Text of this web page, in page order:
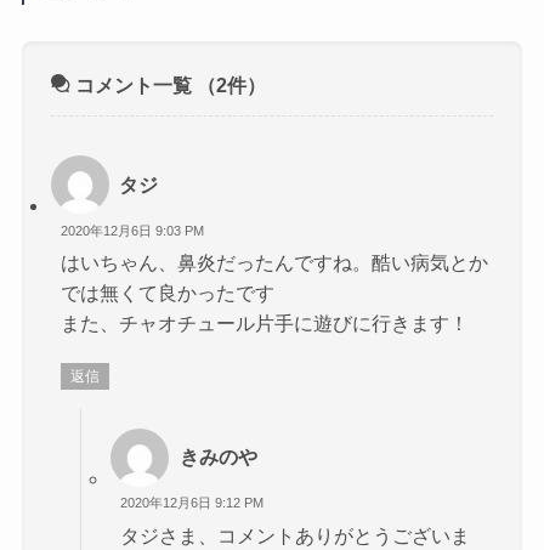
コメント一覧 （2件）
タジ
2020年12月6日 9:03 PM
はいちゃん、鼻炎だったんですね。酷い病気とか
では無くて良かったです
また、チャオチュール片手に遊びに行きます！
返信
きみのや
2020年12月6日 9:12 PM
タジさま、コメントありがとうございま